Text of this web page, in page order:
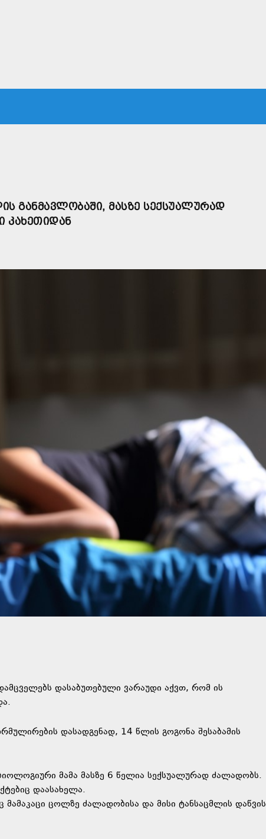
ᲒᲐᲜᲛᲐᲕᲚᲝᲑᲐᲨᲘ, ᲛᲐᲡᲖᲔ ᲡᲔᲥᲡᲣᲐᲚᲣᲠᲐᲓ
ᲙᲐᲮᲔᲗᲘᲓᲐᲜ
დასაბუთებული ვარაუდი აქვთ, რომ ის
დასადგენად, 14 წლის გოგონა შესაბამის
მამა მასზე 6 წელია სექსუალურად ძალადობს.
დაასახელა.
მამაკაცი ცოლზე ძალადობისა და მისი ტანსაცმლის დაწვის